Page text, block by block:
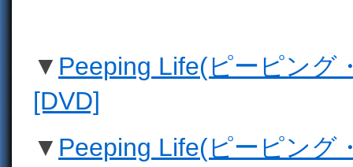
▼ Peeping Life(ピーピング
[DVD]
▼ Peeping Life(ピーピング